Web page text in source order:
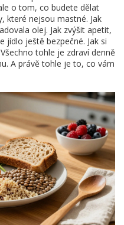
o tom, co budete dělat
které nejsou mastné. Jak
olej. Jak zvýšit apetit,
jídlo ještě bezpečné. Jak si
tohle je zdraví denně
A právě tohle je to, co vám